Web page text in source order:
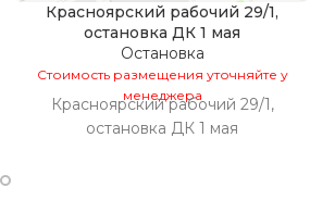
Красноярский рабочий 29/1,
остановка ДК 1 мая
Остановка
Стоимость размещения уточняйте у
менеджера
Красноярский рабочий 29/1,
остановка ДК 1 мая